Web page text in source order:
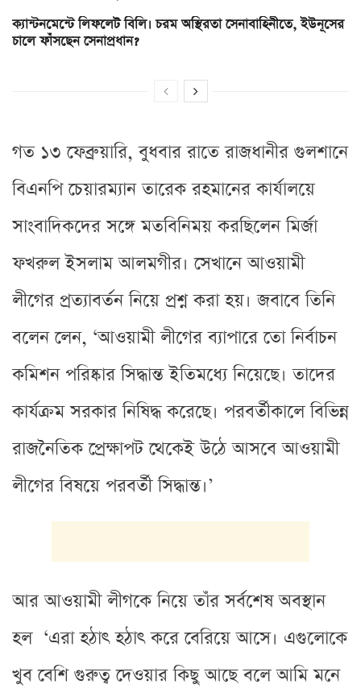
ক্যান্টনমেন্টে লিফলেট বিলি। চরম অস্থিরতা সেনাবাহিনীতে, ইউনূসের
চালে ফাঁসছেন সেনাপ্রধান?
গত ১৩ ফেব্রুয়ারি, বুধবার রাতে রাজধানীর গুলশানে
বিএনপি চেয়ারম্যান তারেক রহমানের কার্যালয়ে
সাংবাদিকদের সঙ্গে মতবিনিময় করছিলেন মির্জা
ফখরুল ইসলাম আলমগীর। সেখানে আওয়ামী
লীগের প্রত্যাবর্তন নিয়ে প্রশ্ন করা হয়। জবাবে তিনি
বলেন লেন, ‘আওয়ামী লীগের ব্যাপারে তো নির্বাচন
কমিশন পরিষ্কার সিদ্ধান্ত ইতিমধ্যে নিয়েছে। তাদের
কার্যক্রম সরকার নিষিদ্ধ করেছে। পরবর্তীকালে বিভিন্ন
রাজনৈতিক প্রেক্ষাপট থেকেই উঠে আসবে আওয়ামী
লীগের বিষয়ে পরবর্তী সিদ্ধান্ত।’
আর আওয়ামী লীগকে নিয়ে তাঁর সর্বশেষ অবস্থান
হল ‘এরা হঠাৎ হঠাৎ করে বেরিয়ে আসে। এগুলোকে
খুব বেশি গুরুত্ব দেওয়ার কিছু আছে বলে আমি মনে